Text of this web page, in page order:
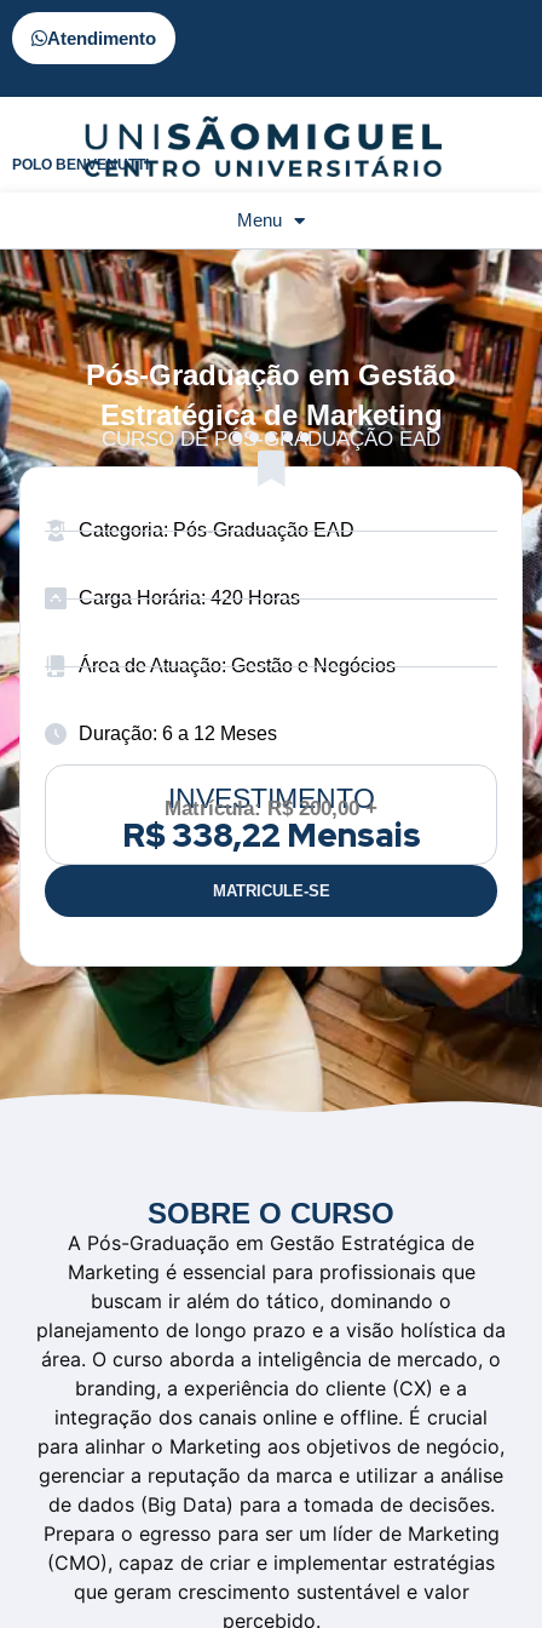
Atendimento
POLO BENVENUTTI
Menu
Pós-Graduação em Gestão
Estratégica de Marketing
CURSO DE PÓS-GRADUAÇÃO EAD
Categoria: Pós-Graduação EAD
Carga Horária: 420 Horas
Área de Atuação: Gestão e Negócios
Duração: 6 a 12 Meses
INVESTIMENTO
Matrícula: R$ 200,00 +
R$ 338,22 Mensais
MATRICULE-SE
SOBRE O CURSO
A Pós-Graduação em Gestão Estratégica de
Marketing é essencial para profissionais que
buscam ir além do tático, dominando o
planejamento de longo prazo e a visão holística da
área. O curso aborda a inteligência de mercado, o
branding, a experiência do cliente (CX) e a
integração dos canais online e offline. É crucial
para alinhar o Marketing aos objetivos de negócio,
gerenciar a reputação da marca e utilizar a análise
de dados (Big Data) para a tomada de decisões.
Prepara o egresso para ser um líder de Marketing
(CMO), capaz de criar e implementar estratégias
que geram crescimento sustentável e valor
percebido.